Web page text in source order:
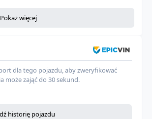
Sedan
Automobile
Pokaż więcej
dla tego pojazdu, aby zweryfikować
może zająć do 30 sekund.
historię pojazdu